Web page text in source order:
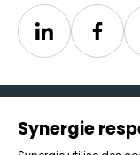
Linkedin
Icône
Candidats